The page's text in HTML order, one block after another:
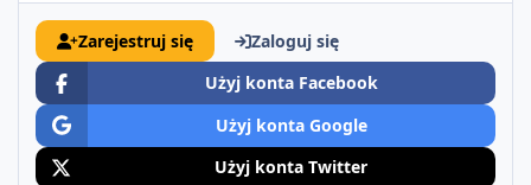
Zarejestruj się
Zaloguj się
Użyj konta Facebook
Użyj konta Google
Użyj konta Twitter